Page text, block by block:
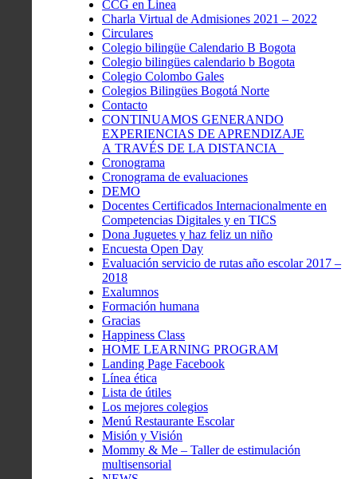
CCG en Linea
Charla Virtual de Admisiones 2021 – 2022
Circulares
Colegio bilingüe Calendario B Bogota
Colegio bilingües calendario b Bogota
Colegio Colombo Gales
Colegios Bilingües Bogotá Norte
Contacto
CONTINUAMOS GENERANDO
EXPERIENCIAS DE APRENDIZAJE
A TRAVÉS DE LA DISTANCIA
Cronograma
Cronograma de evaluaciones
DEMO
Docentes Certificados Internacionalmente en
Competencias Digitales y en TICS
Dona Juguetes y haz feliz un niño
Encuesta Open Day
Evaluación servicio de rutas año escolar 2017 –
2018
Exalumnos
Formación humana
Gracias
Happiness Class
HOME LEARNING PROGRAM
Landing Page Facebook
Línea ética
Lista de útiles
Los mejores colegios
Menú Restaurante Escolar
Misión y Visión
Mommy & Me – Taller de estimulación
multisensorial